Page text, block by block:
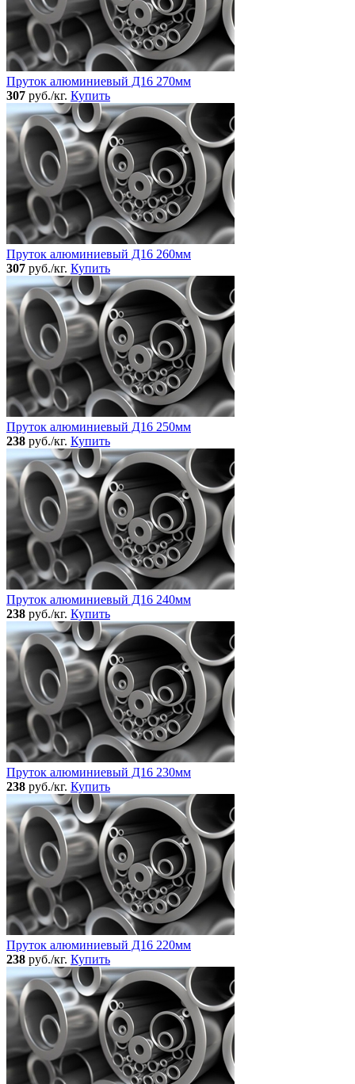
Пруток алюминиевый Д16 270мм
307 руб./кг. Купить
Пруток алюминиевый Д16 260мм
307 руб./кг. Купить
Пруток алюминиевый Д16 250мм
238 руб./кг. Купить
Пруток алюминиевый Д16 240мм
238 руб./кг. Купить
Пруток алюминиевый Д16 230мм
238 руб./кг. Купить
Пруток алюминиевый Д16 220мм
238 руб./кг. Купить